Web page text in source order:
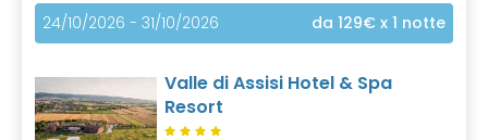
24/10/2026 - 31/10/2026 da 129€ x 1 notte
Valle di Assisi Hotel & Spa
Resort